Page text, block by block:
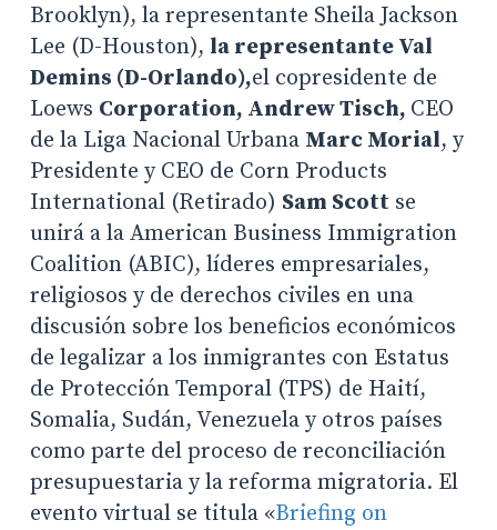
Brooklyn), la representante Sheila Jackson
Lee (D-Houston), la representante Val
Demins (D-Orlando),el copresidente de
Loews Corporation, Andrew Tisch, CEO
de la Liga Nacional Urbana Marc Morial, y
Presidente y CEO de Corn Products
International (Retirado) Sam Scottse
unirá a la American Business Immigration
Coalition (ABIC), líderes empresariales,
religiosos y de derechos civiles en una
discusión sobre los beneficios económicos
de legalizar a los inmigrantes con Estatus
de Protección Temporal (TPS) de Haití,
Somalia, Sudán, Venezuela y otros países
como parte del proceso de reconciliación
presupuestaria y la reforma migratoria. El
evento virtual se titula «Briefing on